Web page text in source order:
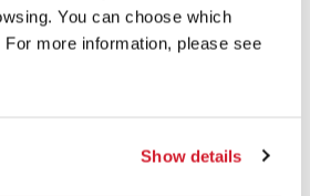
You can choose which
more information, please see
Show details
in coproduzione con